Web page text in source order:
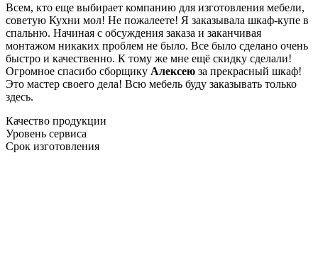
Всем, кто еще выбирает компанию для изготовления мебели,
советую Кухни мол! Не пожалеете! Я заказывала шкаф-купе в
спальню. Начиная с обсуждения заказа и заканчивая
монтажом никаких проблем не было. Все было сделано очень
быстро и качественно. К тому же мне ещё скидку сделали!
Огромное спасибо сборщику Алексею за прекрасный шкаф!
Это мастер своего дела! Всю мебель буду заказывать только
здесь.
Качество продукции
Уровень сервиса
Срок изготовления